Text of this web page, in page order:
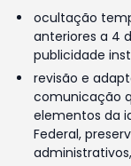
ocultação
anteriores a 4
publicidade
revisão e
comunicação
elementos da
Federal,